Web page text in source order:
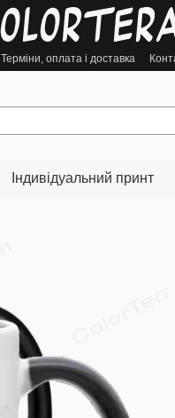
Терміни, оплата і доставка
Індивідуальний принт